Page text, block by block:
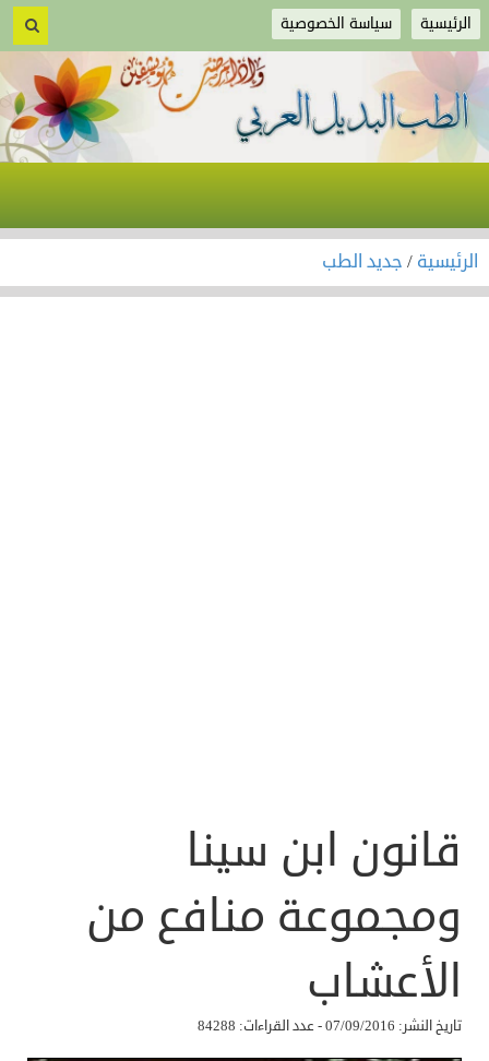
الرئيسية سياسة الخصوصية
الرئيسية / جديد الطب
قانون ابن سينا
ومجموعة منافع من
الأعشاب
تاريخ النشر: 07/09/2016 - عدد القراءات: 84288